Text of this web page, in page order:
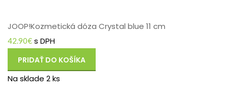
JOOP!Kozmetická dóza Crystal blue 11 cm
42.90€ s DPH
PRIDAŤ DO KOŠÍKA
Na sklade 2 ks